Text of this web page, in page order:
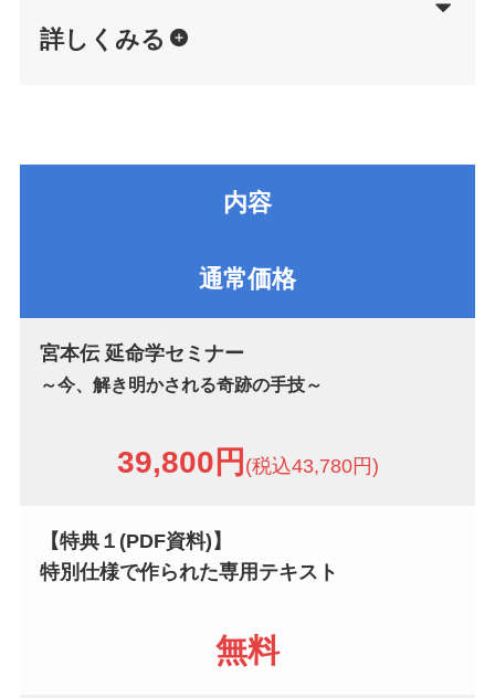
詳しくみる
内容
通常価格
宮本伝 延命学セミナー
～今、解き明かされる奇跡の手技～
39,800円 (税込43,780円)
【特典１(PDF資料)】
特別仕様で作られた専用テキスト
無料